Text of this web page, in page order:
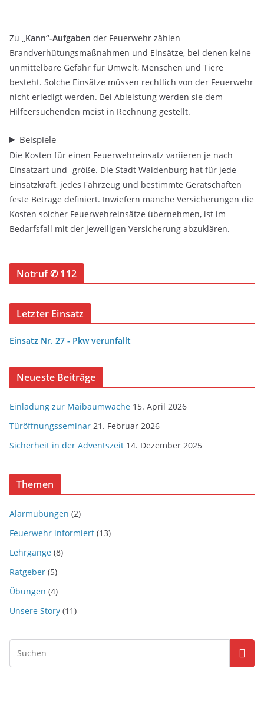
Zu „Kann“-Aufgaben der Feuerwehr zählen
Brandverhütungsmaßnahmen und Einsätze, bei denen keine
unmittelbare Gefahr für Umwelt, Menschen und Tiere
besteht. Solche Einsätze müssen rechtlich von der Feuerwehr
nicht erledigt werden. Bei Ableistung werden sie dem
Hilfeersuchenden meist in Rechnung gestellt.
Beispiele
Die Kosten für einen Feuerwehreinsatz variieren je nach
Einsatzart und -größe. Die Stadt Waldenburg hat für jede
Einsatzkraft, jedes Fahrzeug und bestimmte Gerätschaften
feste Beträge definiert. Inwiefern manche Versicherungen die
Kosten solcher Feuerwehreinsätze übernehmen, ist im
Bedarfsfall mit der jeweiligen Versicherung abzuklären.
Notruf ✆ 112
Letzter Einsatz
Einsatz Nr. 27 - Pkw verunfallt
Neueste Beiträge
Einladung zur Maibaumwache 15. April 2026
Türöffnungsseminar 21. Februar 2026
Sicherheit in der Adventszeit 14. Dezember 2025
Themen
Alarmübungen (2)
Feuerwehr informiert (13)
Lehrgänge (8)
Ratgeber (5)
Übungen (4)
Unsere Story (11)